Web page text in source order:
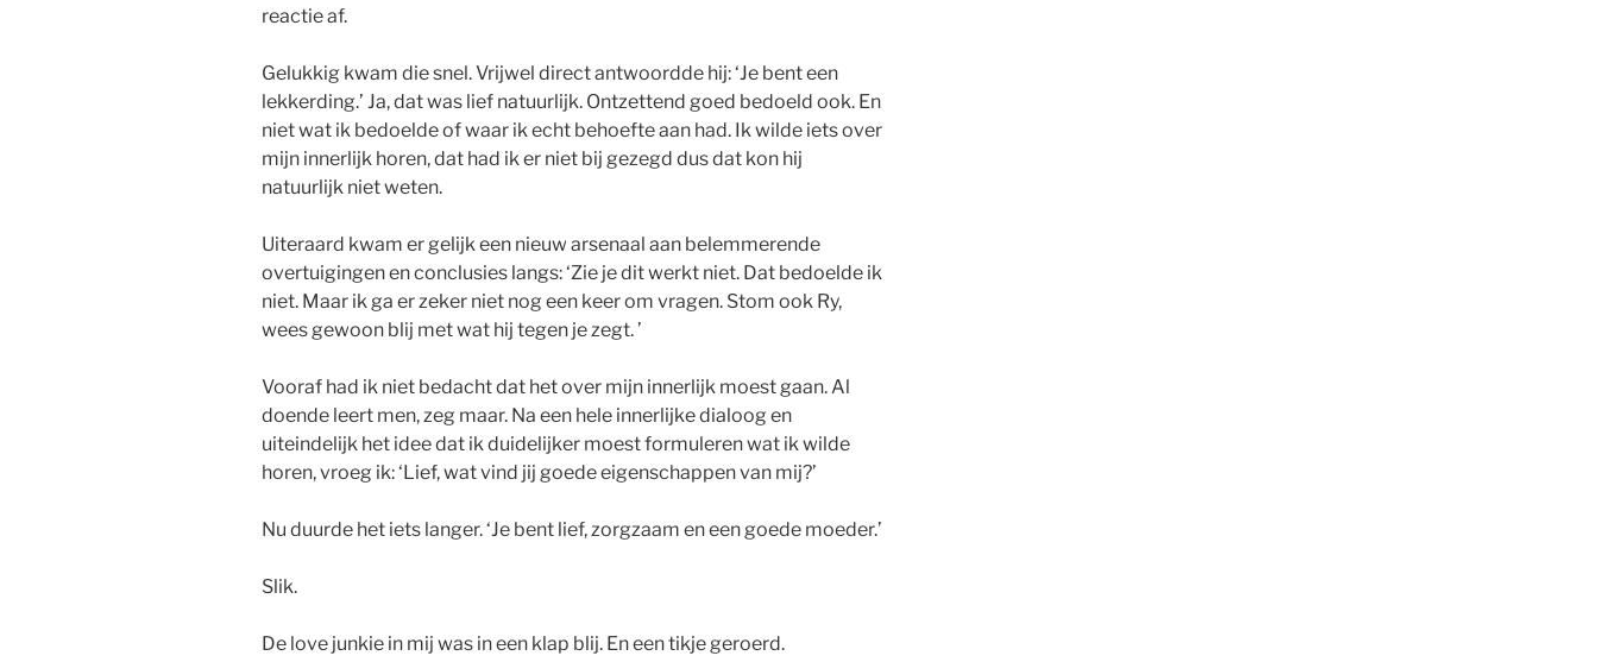
reactie af.
Gelukkig kwam die snel. Vrijwel direct antwoordde hij: ‘Je bent een
lekkerding.’ Ja, dat was lief natuurlijk. Ontzettend goed bedoeld ook. En
niet wat ik bedoelde of waar ik echt behoefte aan had. Ik wilde iets over
mijn innerlijk horen, dat had ik er niet bij gezegd dus dat kon hij
natuurlijk niet weten.
Uiteraard kwam er gelijk een nieuw arsenaal aan belemmerende
overtuigingen en conclusies langs: ‘Zie je dit werkt niet. Dat bedoelde ik
niet. Maar ik ga er zeker niet nog een keer om vragen. Stom ook Ry,
wees gewoon blij met wat hij tegen je zegt. ’
Vooraf had ik niet bedacht dat het over mijn innerlijk moest gaan. Al
doende leert men, zeg maar. Na een hele innerlijke dialoog en
uiteindelijk het idee dat ik duidelijker moest formuleren wat ik wilde
horen, vroeg ik: ‘Lief, wat vind jij goede eigenschappen van mij?’
Nu duurde het iets langer. ‘Je bent lief, zorgzaam en een goede moeder.’
Slik.
De love junkie in mij was in een klap blij. En een tikje geroerd.